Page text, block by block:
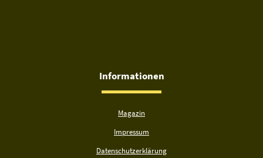
Informationen
Magazin
Impressum
Datenschutzerklärung